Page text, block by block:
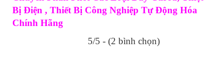
Bị Điện , Thiết Bị Công Nghiệp Tự Động Hóa
Chính Hãng
5/5 - (2 bình chọn)